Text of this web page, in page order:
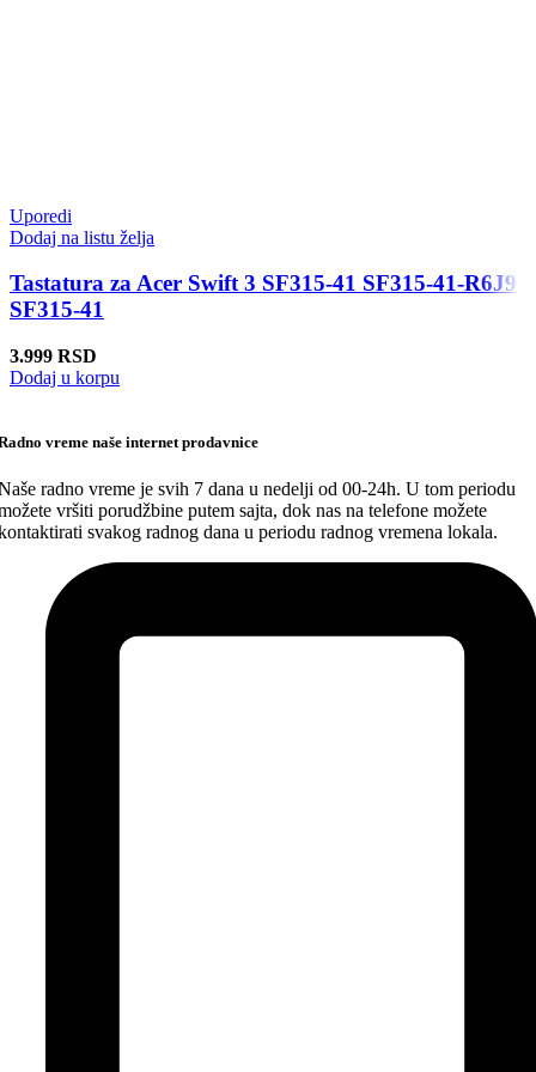
Uporedi
Dodaj na listu želja
Tastatura za Acer Swift 3 SF315-41 SF315-41-R6J9
SF315-41
3.999 RSD
Dodaj u korpu
vreme naše internet prodavnice
radno vreme je svih 7 dana u nedelji od 00-24h. U tom periodu
vršiti porudžbine putem sajta, dok nas na telefone možete
svakog radnog dana u periodu radnog vremena lokala.